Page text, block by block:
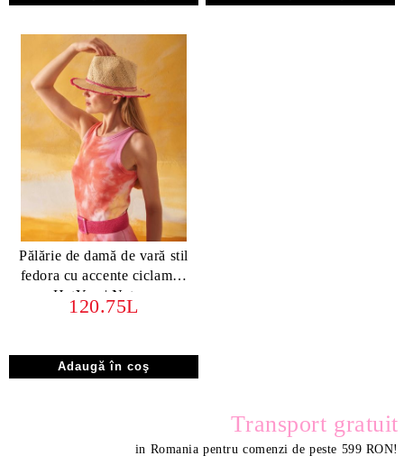
Pălărie de damă de vară stil
fedora cu accente ciclamen
HatYou | Natura
120.75L
Transport gratuit
in Romania pentru comenzi de peste 599 RON!